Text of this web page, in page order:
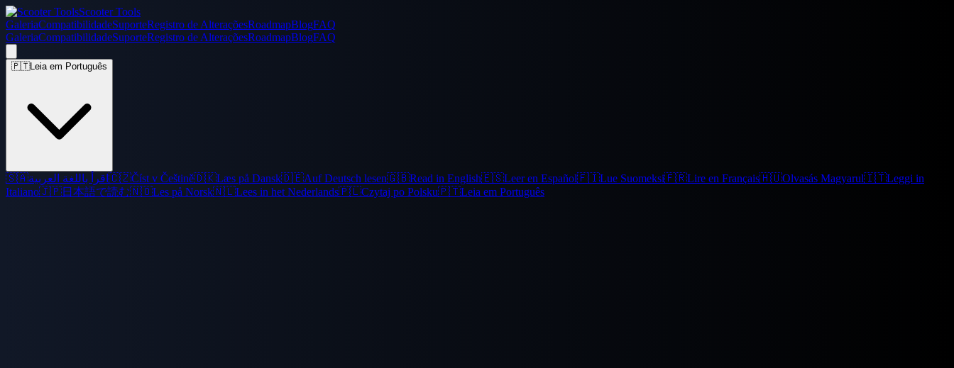
Scooter Tools
GaleriaCompatibilidadeSuporteRegistro de AlteraçõesRoadmapBlogFAQ
GaleriaCompatibilidadeSuporteRegistro de AlteraçõesRoadmapBlogFAQ
🇵🇹Leia em Português
🇸🇦اقرأ باللغة العربية 🇨🇿Číst v Češtině🇩🇰Læs på Dansk🇩🇪Auf Deutsch lesen🇬🇧Read in English🇪🇸Leer en Español🇫🇮Lue Suomeksi🇫🇷Lire en Français🇭🇺Olvasás Magyarul🇮🇹Leggi in
Italiano🇯🇵日本語で読む🇳🇴Les på Norsk🇳🇱Lees in het Nederlands🇵🇱Czytaj po Polsku🇵🇹Leia em Português